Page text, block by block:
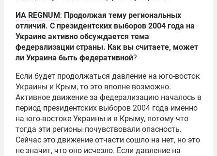
ИА REGNUM: Продолжая тему региональных
отличий. С президентских выборов 2004 года на
Украине активно обсуждается тема
федерализации страны. Как вы считаете, может
ли Украина быть федеративной?
Если будет продолжаться давление на юго-восток
Украины и Крым, то это вполне возможно.
Активное движение за федерализацию началось в
период президентских выборов 2004 года именно
на юго-востоке Украины и в Крыму, потому что
тогда эти регионы почувствовали опасность.
Сейчас это движение отчасти сошло на нет, но это
не значит, что оно исчезло. Если давление на